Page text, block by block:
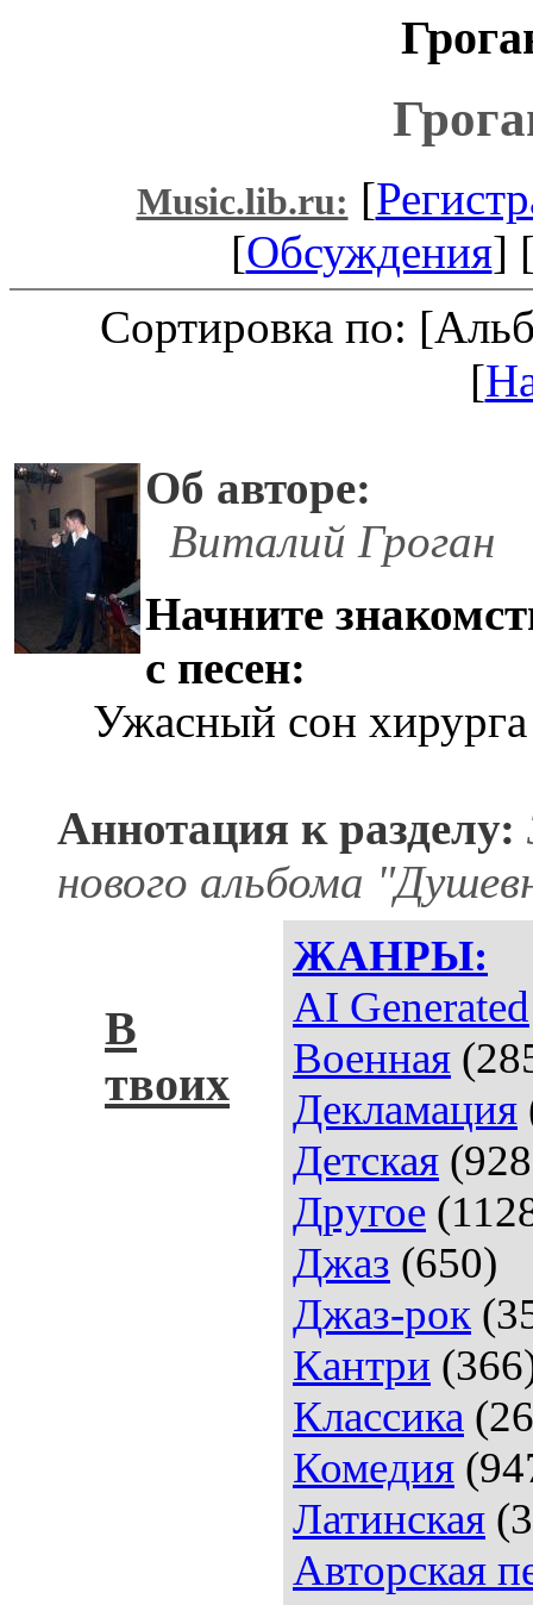
Music.lib.ru: [
[Обсуждения]
Сортировка по:
[
Об авторе:
Виталий Гроган
Начните
с песен:
Ужасный сон
Аннотация к разделу:
нового альбома
ЖАНРЫ:
AI Generated
Военная
Декламация
Детская
Другое
Джаз (650)
Джаз-рок
Кантри
Классика
Комедия
Латинская
Авторская
В
твоих